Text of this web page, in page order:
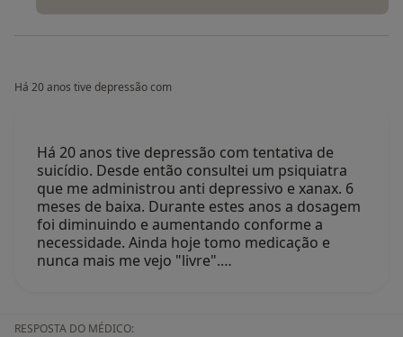
Há 20 anos tive depressão com
Há 20 anos tive depressão com tentativa de
suicídio. Desde então consultei um psiquiatra
que me administrou anti depressivo e xanax. 6
meses de baixa. Durante estes anos a dosagem
foi diminuindo e aumentando conforme a
necessidade. Ainda hoje tomo medicação e
nunca mais me vejo "livre".…
RESPOSTA DO MÉDICO: